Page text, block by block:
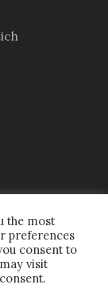
Webdesign
the most
preferences
consent to
visit